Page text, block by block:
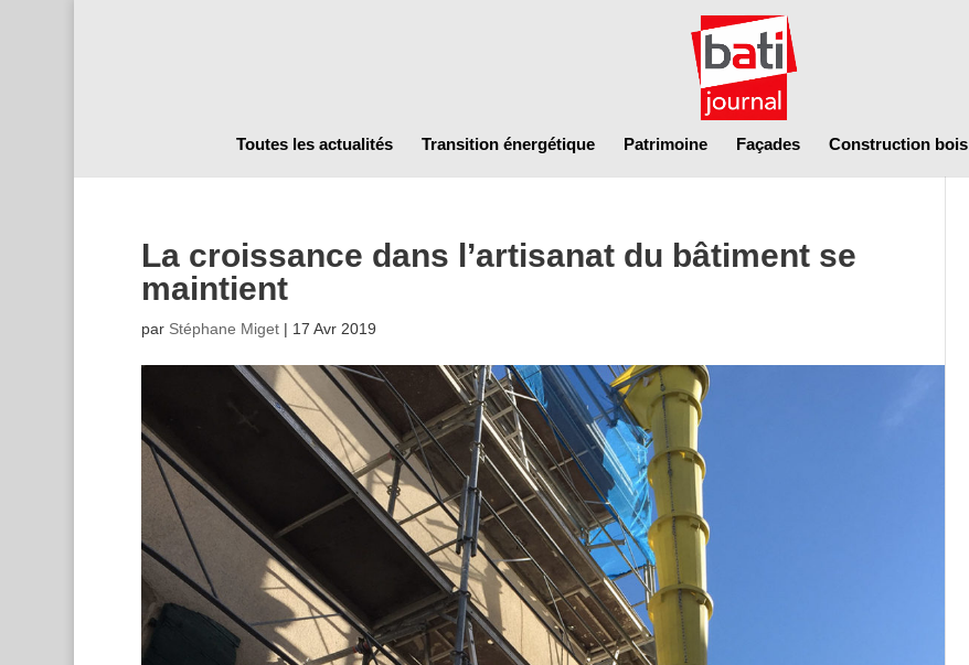
Toutes les actualités Transition énergétique Patrimoine Façades Construction bois
La croissance dans l’artisanat du bâtiment se
maintient
par Stéphane Miget| 17 Avr 2019